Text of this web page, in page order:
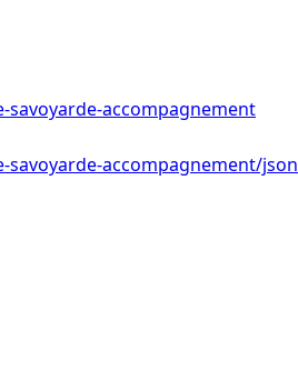
accompagnement
accompagnement/json